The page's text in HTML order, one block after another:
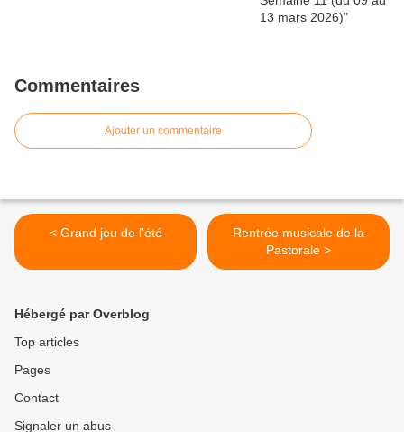
Commentaires
Ajouter un commentaire
< Grand jeu de l'été
Rentrée musicale de la
Pastorale >
Hébergé par Overblog
Top articles
Pages
Contact
Signaler un abus